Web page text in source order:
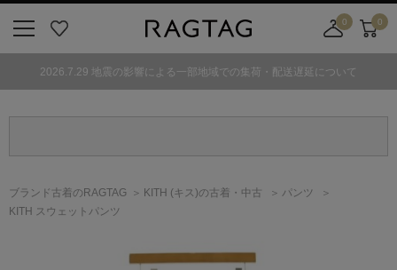
気
0
舗
カ
ト
0
2026.7.29 地震の影響による一部地域での集荷・配送遅延について
ブランド古着のRAGTAG KITH (キス)の古着・中古
パンツ
KITH スウェットパンツ